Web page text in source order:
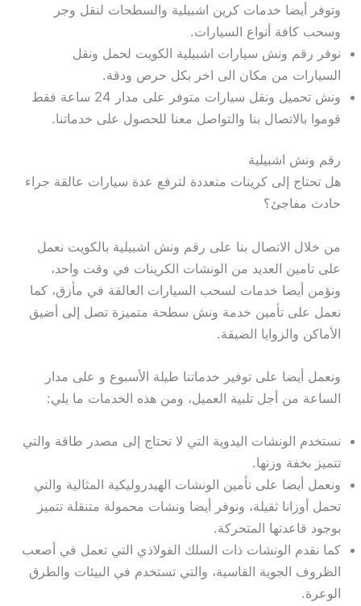
وتوفر أيضا خدمات كرين اشبيلية والسطحات لنقل وجر
وسحب كافة أنواع السيارات.
نوفر رقم ونش سيارات اشبيلية الكويت لحمل ونقل
السيارات من مكان الى اخر بكل حرص ودقة.
ونش تحميل ونقل سيارات متوفر على مدار 24 ساعة فقط
قوموا بالاتصال بنا والتواصل معنا للحصول على خدماتنا.
رقم ونش اشبيلية
هل تحتاج إلى كرينات متعددة لترفع عدة سيارات عالقة جراء
حادث مفاجئ؟
من خلال الاتصال بنا على رقم ونش اشبيلية بالكويت نعمل
على تامين العديد من الونشات الكرينات في وقت واحد،
ونؤمن أيضا خدمات لسحب السيارات العالقة في مأزق، كما
نعمل على تأمين خدمة ونش سطحة متميزة تصل إلى أضيق
الأماكن والزوايا الضيقة.
ونعمل أيضا على توفير خدماتنا طيلة الأسبوع و على مدار
الساعة من أجل تلبية العميل، ومن هذه الخدمات ما يلي:
نستخدم الونشات اليدوية التي لا تحتاج إلى مصدر طاقة والتي
تتميز بخفة وزنها.
ونعمل أيضا على تأمين الونشات الهيدروليكية المثالية والتي
تحمل أوزانا ثقيلة، ونوفر أيضا ونشات محمولة متنقلة تتميز
بوجود قاعدتها المتحركة.
كما نقدم الونشات ذات السلك الفولاذي التي تعمل في أصعب
الظروف الجوية القاسية، والتي تستخدم في البيئات والطرق
الوعرة.